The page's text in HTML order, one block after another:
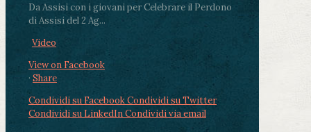
Da Assisi con i giovani per Celebrare il Perdono
di Assisi del 2 Ag...
Video
View on Facebook
· Share
Condividi su FacebookCondividi su Twitter
Condividi su LinkedInCondividi via email